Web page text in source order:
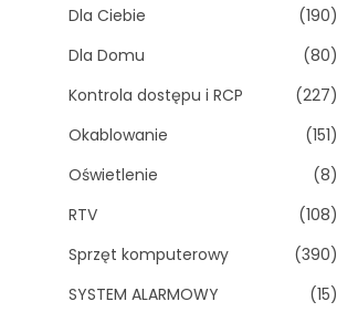
Dla Ciebie
(190)
Dla Domu
(80)
Kontrola dostępu i RCP
(227)
Okablowanie
(151)
Oświetlenie
(8)
RTV
(108)
Sprzęt komputerowy
(390)
SYSTEM ALARMOWY
(15)